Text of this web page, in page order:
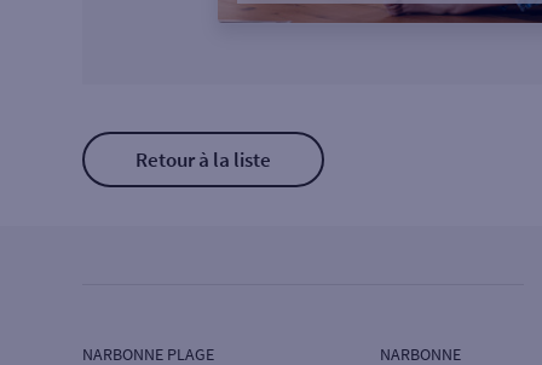
Retour à la liste
NARBONNE PLAGE NARBONNE